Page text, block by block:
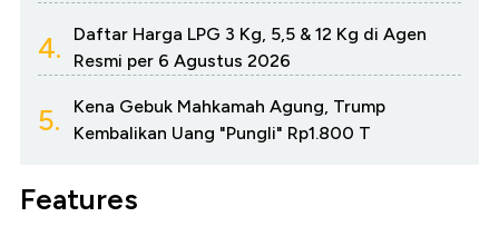
4.
Daftar Harga LPG 3 Kg, 5,5 & 12 Kg di Agen
Resmi per 6 Agustus 2026
5.
Kena Gebuk Mahkamah Agung, Trump
Kembalikan Uang "Pungli" Rp1.800 T
Features